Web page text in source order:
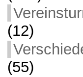
(12)
(55)